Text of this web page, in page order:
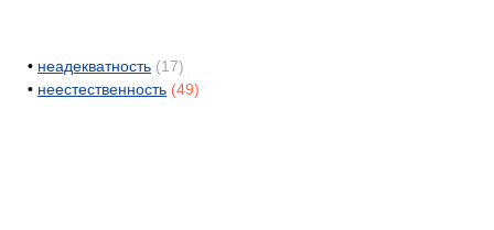
• неадекватность (17)
• неестественность (49)